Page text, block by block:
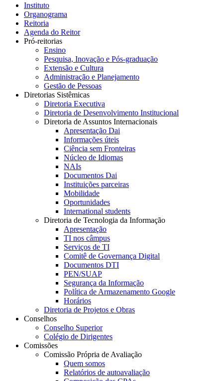
Instituto
Organograma
Reitoria
Agenda do Reitor
Pró-reitorias
Ensino
Pesquisa, Inovação e Pós-graduação
Extensão e Cultura
Administração e Planejamento
Gestão de Pessoas
Diretorias Sistêmicas
Diretoria Executiva
Diretoria de Desenvolvimento Institucional
Diretoria de Assuntos Internacionais
Apresentação Dai
Informações úteis
Ciência sem Fronteiras
Núcleo de Idiomas
NAIs
Documentos Dai
Instituições parceiras
Mobilidade
Oportunidades
International students
Diretoria de Tecnologia da Informação
Apresentação
TI nos câmpus
Serviços de TI
Comitê de Governança Digital
Documentos DTI
PEN/SUAP
Segurança da Informação
Política de Armazenamento Google
Horários
Diretoria de Projetos e Obras
Conselhos
Conselho Superior
Colégio de Dirigentes
Comissões
Comissão Própria de Avaliação
Quem somos
Relatórios de autoavaliação